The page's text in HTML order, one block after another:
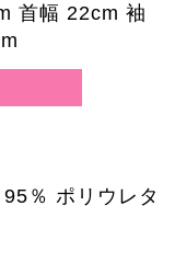
首幅 22cm 袖
％ ポリウレタ